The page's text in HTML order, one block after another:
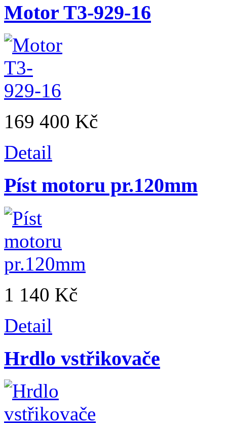
Motor T3-929-16
169 400 Kč
Detail
Píst motoru pr.120mm
1 140 Kč
Detail
Hrdlo vstřikovače